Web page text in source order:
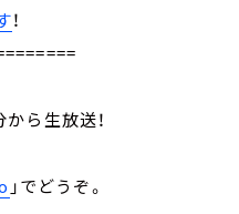
！
ら生放送！
」でどうぞ。